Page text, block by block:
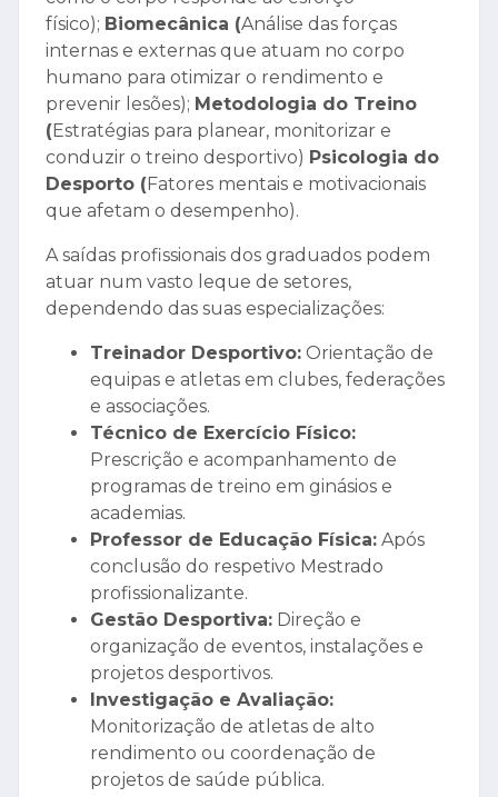
físico); Biomecânica (Análise das forças
internas e externas que atuam no corpo
humano para otimizar o rendimento e
prevenir lesões); Metodologia do Treino
(Estratégias para planear, monitorizar e
conduzir o treino desportivo) Psicologia do
Desporto (Fatores mentais e motivacionais
que afetam o desempenho).
A saídas profissionais dos graduados podem
atuar num vasto leque de setores,
dependendo das suas especializações:
Treinador Desportivo: Orientação de
equipas e atletas em clubes, federações
e associações.
Técnico de Exercício Físico:
Prescrição e acompanhamento de
programas de treino em ginásios e
academias.
Professor de Educação Física: Após
conclusão do respetivo Mestrado
profissionalizante.
Gestão Desportiva: Direção e
organização de eventos, instalações e
projetos desportivos.
Investigação e Avaliação:
Monitorização de atletas de alto
rendimento ou coordenação de
projetos de saúde pública.